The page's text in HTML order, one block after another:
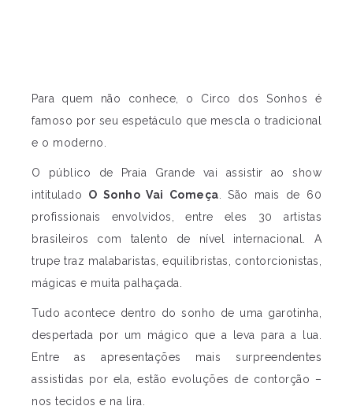
Para quem não conhece, o Circo dos Sonhos é
famoso por seu espetáculo que mescla o tradicional
e o moderno.
O público de Praia Grande vai assistir ao show
intitulado O Sonho Vai Começa. São mais de 60
profissionais envolvidos, entre eles 30 artistas
brasileiros com talento de nível internacional. A
trupe traz malabaristas, equilibristas, contorcionistas,
mágicas e muita palhaçada.
Tudo acontece dentro do sonho de uma garotinha,
despertada por um mágico que a leva para a lua.
Entre as apresentações mais surpreendentes
assistidas por ela, estão evoluções de contorção –
nos tecidos e na lira.